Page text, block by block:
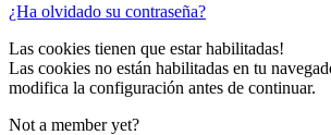
¿Ha olvidado su contraseña?
Las cookies tienen que estar habilitadas!
Las cookies no están habilitadas en tu
modifica la configuración antes de continuar.
Not a member yet?